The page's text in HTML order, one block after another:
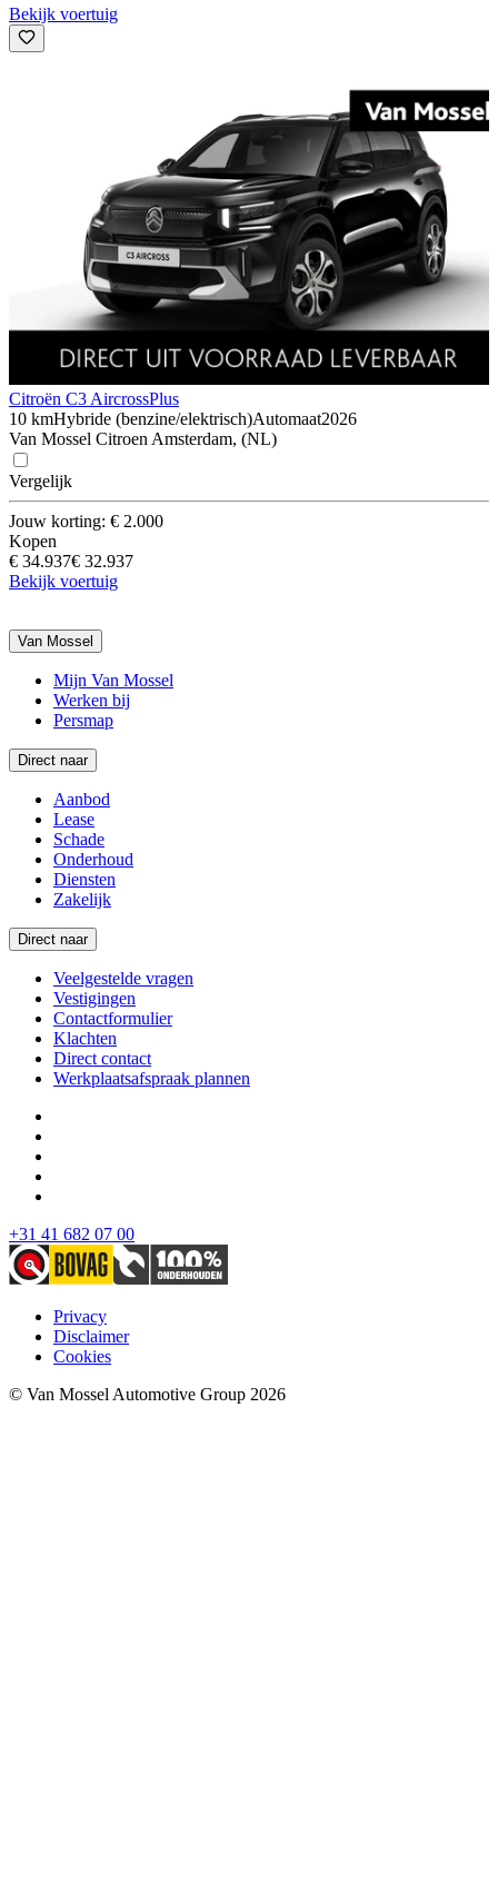
Bekijk voertuig
Citroën C3 AircrossPlus
10 kmHybride (benzine/elektrisch)Automaat2026
Van Mossel Citroen Amsterdam, (NL)
Vergelijk
Jouw korting: € 2.000
Kopen
€ 34.937€ 32.937
Bekijk voertuig
Van Mossel
Mijn Van Mossel
Werken bij
Persmap
Direct naar
Aanbod
Lease
Schade
Onderhoud
Diensten
Zakelijk
Direct naar
Veelgestelde vragen
Vestigingen
Contactformulier
Klachten
Direct contact
Werkplaatsafspraak plannen
+31 41 682 07 00
Privacy
Disclaimer
Cookies
© Van Mossel Automotive Group 2026